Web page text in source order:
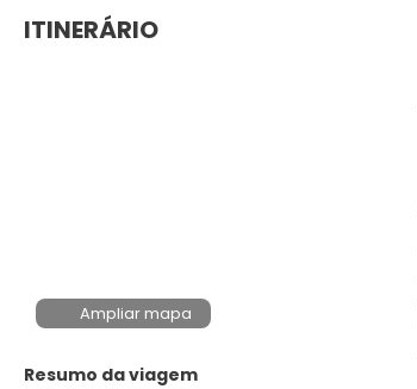
ITINERÁRIO
Ampliar mapa
Resumo da viagem